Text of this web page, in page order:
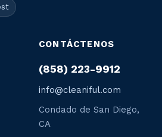
CONTÁCTENOS
(858) 223-9912
info@cleaniful.com
Condado de San Diego,
CA